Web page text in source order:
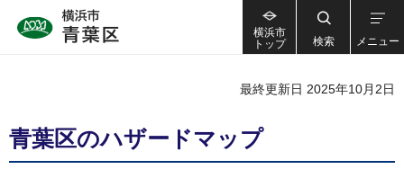
横浜市
トップ
検索 メニュー
最終更新日 2025年10月2日
青葉区のハザードマップ